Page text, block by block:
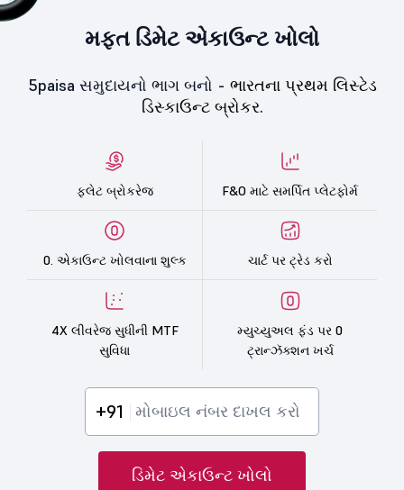
મફત ડિમેટ એકાઉન્ટ ખોલો
5paisa સમુદાયનો ભાગ બનો - ભારતના પ્રથમ લિસ્ટેડ
ડિસ્કાઉન્ટ બ્રોકર.
ફ્લેટ બ્રોકરેજ F&O માટે સમર્પિત પ્લેટફોર્મ
0. એકાઉન્ટ ખોલવાના શુલ્ક ચાર્ટ પર ટ્રેડ કરો
4X લીવરેજ સુધીની MTF
સુવિધા
મ્યુચ્યુઅલ ફંડ પર 0
ટ્રાન્ઝૅક્શન ખર્ચ
+91
ડિમેટ એકાઉન્ટ ખોલો